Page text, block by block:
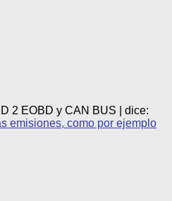
2 EOBD y CAN BUS | dice:
emisiones, como por ejemplo